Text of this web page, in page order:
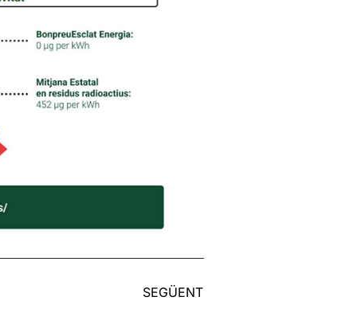
SEGÜENT